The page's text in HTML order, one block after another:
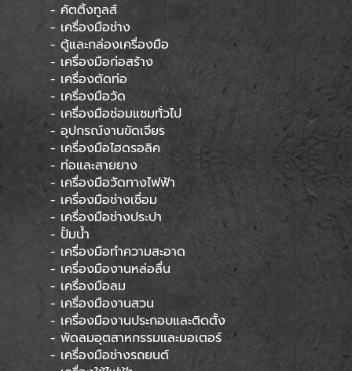
- คัตติ้งทูลส์
- เครื่องมือช่าง
- ตู้และกล่องเครื่องมือ
- เครื่องมือก่อสร้าง
- เครื่องตัดท่อ
- เครื่องมือวัด
- เครื่องมือซ่อมแซมทั่วไป
- อุปกรณ์งานขัดเจียร
- เครื่องมือไฮดรอลิค
- ท่อและสายยาง
- เครื่องมือวัดทางไฟฟ้า
- เครื่องมือช่างเชื่อม
- เครื่องมือช่างประปา
- ปั้มน้ำ
- เครื่องมือทำความสะอาด
- เครื่องมืองานหล่อลื่น
- เครื่องมือลม
- เครื่องมืองานสวน
- เครื่องมืองานประกอบและติดตั้ง
- พัดลมอุตสาหกรรมและมอเตอร์
- เครื่องมือช่างรถยนต์